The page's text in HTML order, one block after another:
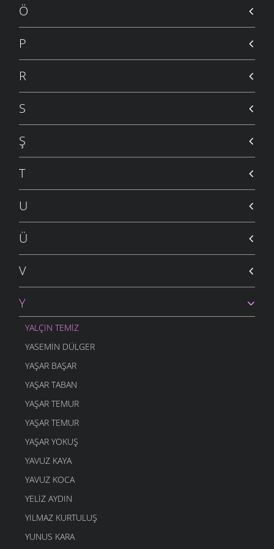
5 MART 2006
BOŞ BU DÜNYA
5 MART 2006
ALI
5 MART 2006
HERKES BURADADIR
İŞTE ÖYLE BİR ÇOCUK
DUVAR
5 MART 2006
ANASINI SATEM
5 MART 2006
O ZAMAN YAZDIM
5 MART 2006
YANLIŞ VAR
5 MART 2006
4 MART 2006
DOST BİLDİKLERİM
4 MART 2006
ŞAVŞETLİNIN GELENEGİ
DUDAK
4 MART 2006
GEL ÖĞRETMENE
4 MART 2006
YANDIM
4 MART 2006
Ö
P
R
S
Ş
T
U
Ü
V
Y
YALÇIN TEMIZ
YASEMIN DÜLGER
YAŞAR BAŞAR
YAŞAR TABAN
YAŞAR TEMUR
YAŞAR TEMUR
YAŞAR YOKUŞ
YAVUZ KAYA
YAVUZ KOCA
YELIZ AYDIN
YILMAZ KURTULUŞ
YUNUS KARA